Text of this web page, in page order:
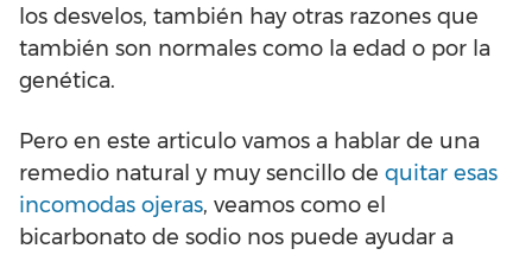
los desvelos, también hay otras razones que
también son normales como la edad o por la
genética.
Pero en este articulo vamos a hablar de una
remedio natural y muy sencillo de quitar esas
incomodas ojeras, veamos como el
bicarbonato de sodio nos puede ayudar a